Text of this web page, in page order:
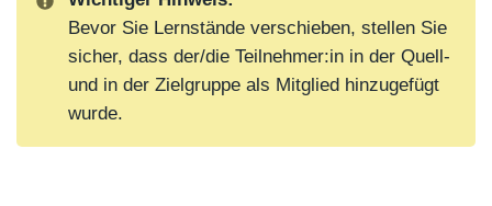
Bevor Sie Lernstände verschieben, stellen Sie
sicher, dass der/die Teilnehmer:in in der Quell-
und in der Zielgruppe als Mitglied hinzugefügt
wurde.